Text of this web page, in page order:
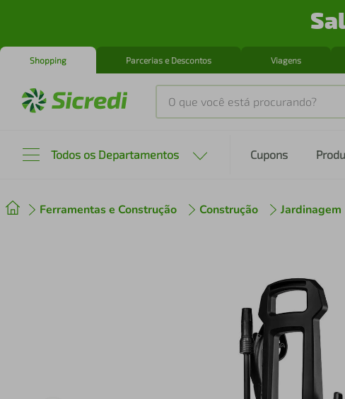
Shopping Parcerias e Descontos Viagens
O que você está procurando?
Todos os Departamentos Cupons
Ferramentas e Construção Construção Jardinagem
2º cafeteira